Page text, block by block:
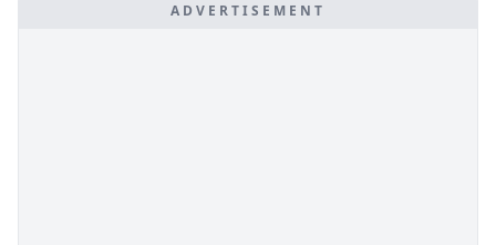
ADVERTISEMENT